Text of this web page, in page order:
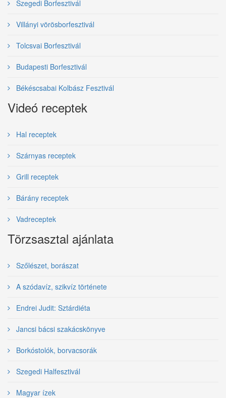
Szegedi Borfesztivál
Villányi vörösborfesztivál
Tolcsvai Borfesztivál
Budapesti Borfesztivál
Békéscsabai Kolbász Fesztivál
Videó receptek
Hal receptek
Szárnyas receptek
Grill receptek
Bárány receptek
Vadreceptek
Törzsasztal ajánlata
Szőlészet, borászat
A szódavíz, szikvíz története
Endrei Judit: Sztárdiéta
Jancsi bácsi szakácskönyve
Borkóstolók, borvacsorák
Szegedi Halfesztivál
Magyar ízek